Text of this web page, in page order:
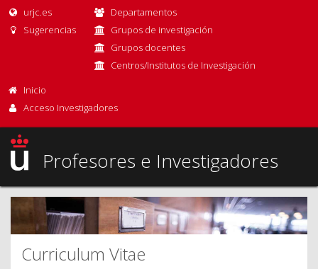
urjc.es
Sugerencias
Departamentos
Grupos de investigación
Grupos docentes
Centros/Institutos de Investigación
Inicio
Acceso Investigadores
Profesores e Investigadores
Curriculum Vitae